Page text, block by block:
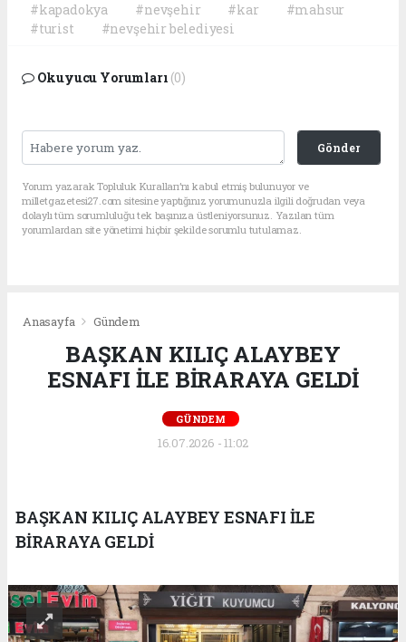
#kapadokya #nevşehir #kar
#mahsur
#turist
#nevşehir belediyesi
Okuyucu Yorumları (0)
Gönder
Yorum yazarak Topluluk Kuralları’nı kabul etmiş bulunuyor ve
milletgazetesi27.com sitesine yaptığınız yorumunuzla ilgili doğrudan veya
dolaylı tüm sorumluluğu tek başınıza üstleniyorsunuz. Yazılan tüm
yorumlardan site yönetimi hiçbir şekilde sorumlu tutulamaz.
Anasayfa Gündem
BAŞKAN KILIÇ ALAYBEY
ESNAFI İLE BİRARAYA GELDİ
GÜNDEM
16.07.2026 - 11:02
BAŞKAN KILIÇ ALAYBEY ESNAFI İLE
BİRARAYA GELDİ